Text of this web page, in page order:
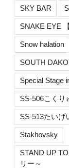
SKY BAR
SNAKE EYE
Snow halation
SOUTH
Special Stage
SS-506こくり
SS-513たいげ
Stakhovsky
STAND UP
リー～